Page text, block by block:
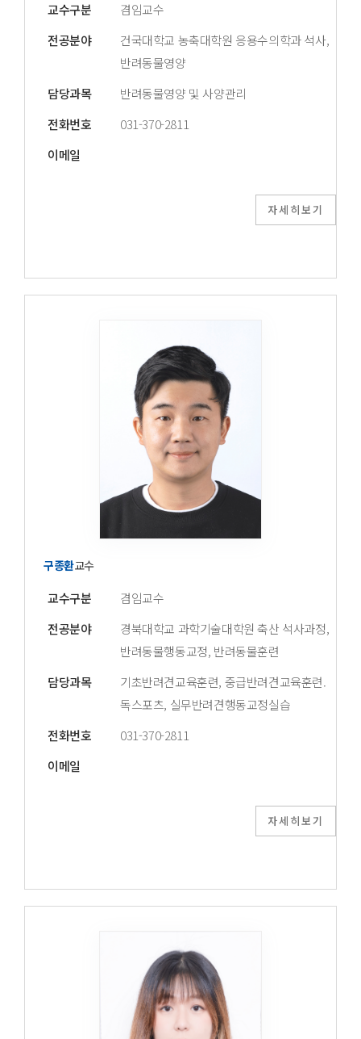
교수구분
겸임교수
전공분야
건국대학교 농축대학원 응용수의학과 석사,
반려동물영양
담당과목
반려동물영양 및 사양관리
전화번호
031-370-2811
이메일
자세히보기
구종환교수
교수구분
겸임교수
전공분야
경북대학교 과학기술대학원 축산 석사과정,
반려동물행동교정, 반려동물훈련
담당과목
기초반려견교육훈련, 중급반려견교육훈련.
독스포츠, 실무반려견행동교정실습
전화번호
031-370-2811
이메일
자세히보기